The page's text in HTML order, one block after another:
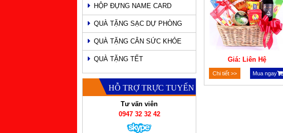
Giá: Liên Hệ
Chi tiết >> Mua ngay
HỘP ĐỰNG NAME CARD
QUÀ TẶNG SẠC DỰ PHÒNG
QUÀ TẶNG CÂN SỨC KHỎE
QUÀ TẶNG TẾT
HỖ TRỢ TRỰC TUYẾN
Tư vấn viên
0947 32 32 42